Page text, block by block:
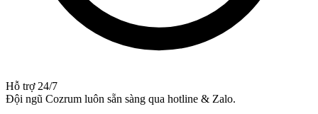
Hỗ trợ 24/7
Đội ngũ Cozrum luôn sẵn sàng qua hotline & Zalo.